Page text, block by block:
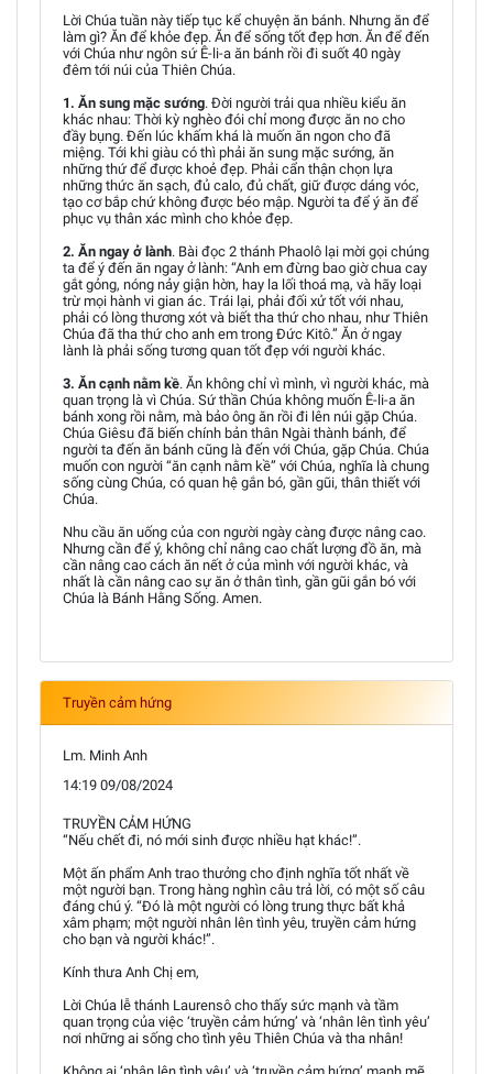
Lời Chúa tuần này tiếp tục kể chuyện ăn bánh. Nhưng ăn để
làm gì? Ăn để khỏe đẹp. Ăn để sống tốt đẹp hơn. Ăn để đến
với Chúa như ngôn sứ Ê-li-a ăn bánh rồi đi suốt 40 ngày
đêm tới núi của Thiên Chúa.
1. Ăn sung mặc sướng. Đời người trải qua nhiều kiểu ăn
khác nhau: Thời kỳ nghèo đói chỉ mong được ăn no cho
đầy bụng. Đến lúc khấm khá là muốn ăn ngon cho đã
miệng. Tới khi giàu có thì phải ăn sung mặc sướng, ăn
những thứ để được khoẻ đẹp. Phải cẩn thận chọn lựa
những thức ăn sạch, đủ calo, đủ chất, giữ được dáng vóc,
tạo cơ bắp chứ không được béo mập. Người ta để ý ăn để
phục vụ thân xác mình cho khỏe đẹp.
2. Ăn ngay ở lành. Bài đọc 2 thánh Phaolô lại mời gọi chúng
ta để ý đến ăn ngay ở lành: “Anh em đừng bao giờ chua cay
gắt gỏng, nóng nảy giận hờn, hay la lối thoá mạ, và hãy loại
trừ mọi hành vi gian ác. Trái lại, phải đối xử tốt với nhau,
phải có lòng thương xót và biết tha thứ cho nhau, như Thiên
Chúa đã tha thứ cho anh em trong Đức Kitô.” Ăn ở ngay
lành là phải sống tương quan tốt đẹp với người khác.
3. Ăn cạnh nằm kề. Ăn không chỉ vì mình, vì người khác, mà
quan trọng là vì Chúa. Sứ thần Chúa không muốn Ê-li-a ăn
bánh xong rồi nằm, mà bảo ông ăn rồi đi lên núi gặp Chúa.
Chúa Giêsu đã biến chính bản thân Ngài thành bánh, để
người ta đến ăn bánh cũng là đến với Chúa, gặp Chúa. Chúa
muốn con người “ăn cạnh nằm kề” với Chúa, nghĩa là chung
sống cùng Chúa, có quan hệ gắn bó, gần gũi, thân thiết với
Chúa.
Nhu cầu ăn uống của con người ngày càng được nâng cao.
Nhưng cần để ý, không chỉ nâng cao chất lượng đồ ăn, mà
cần nâng cao cách ăn nết ở của mình với người khác, và
nhất là cần nâng cao sự ăn ở thân tình, gần gũi gắn bó với
Chúa là Bánh Hằng Sống. Amen.
Truyền cảm hứng
Lm. Minh Anh
14:19 09/08/2024
TRUYỀN CẢM HỨNG
“Nếu chết đi, nó mới sinh được nhiều hạt khác!”.
Một ấn phẩm Anh trao thưởng cho định nghĩa tốt nhất về
một người bạn. Trong hàng nghìn câu trả lời, có một số câu
đáng chú ý. “Đó là một người có lòng trung thực bất khả
xâm phạm; một người nhân lên tình yêu, truyền cảm hứng
cho bạn và người khác!”.
Kính thưa Anh Chị em,
Lời Chúa lễ thánh Laurensô cho thấy sức mạnh và tầm
quan trọng của việc ‘truyền cảm hứng’ và ‘nhân lên tình yêu’
nơi những ai sống cho tình yêu Thiên Chúa và tha nhân!